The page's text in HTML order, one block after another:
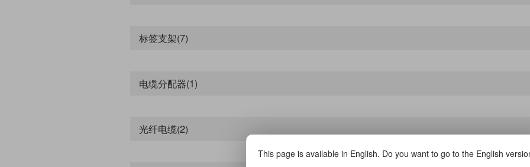
标签支架(7)
电缆分配器(1)
光纤电缆(2)
This page is available in English. Do you want to go to the English